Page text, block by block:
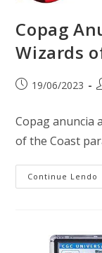
Copag
Wizards
19/06/2023
Copag anuncia
of the Coast
Continue Lendo